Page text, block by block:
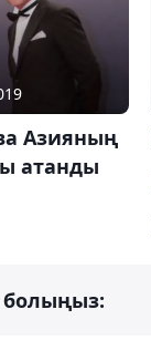
Азияның
атанды
болыңыз: